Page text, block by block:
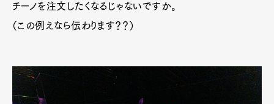
チーノを注文したくなるじゃないですか。
（この例えなら伝わります？？）